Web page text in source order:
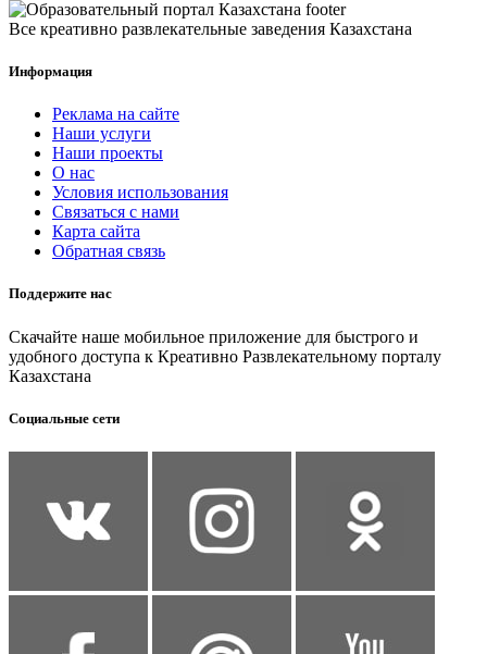
Все креативно развлекательные заведения Казахстана
Информация
Реклама на сайте
Наши услуги
Наши проекты
О нас
Условия использования
Связаться с нами
Карта сайта
Обратная связь
Поддержите нас
Скачайте наше мобильное приложение для быстрого и
удобного доступа к Креативно Развлекательному порталу
Казахстана
Социальные сети